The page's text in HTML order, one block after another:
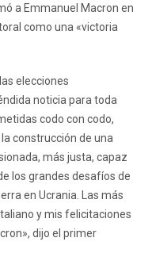
a Emmanuel Macron en
como una «victoria
elecciones
noticia para toda
codo con codo,
construcción de una
más justa, capaz
los grandes desafíos de
en Ucrania. Las más
y mis felicitaciones
dijo el primer